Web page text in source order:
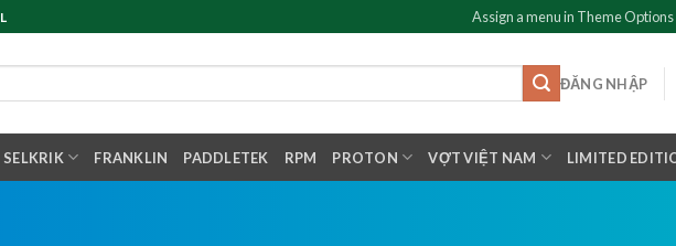
Assign a menu in Theme
ĐĂNG NHẬP
SELKRIK FRANKLIN PADDLETEK RPM PROTON VỢT VIỆT NAM LIMITED